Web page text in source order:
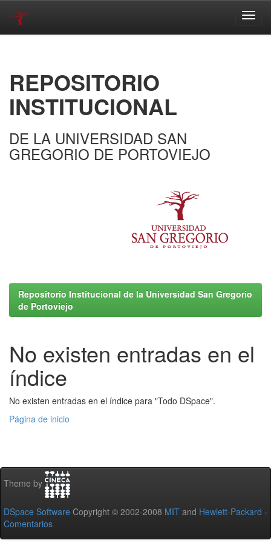
REPOSITORIO
INSTITUCIONAL
DE LA UNIVERSIDAD SAN
GREGORIO DE PORTOVIEJO
Repositorio Institucional de la Universidad San Gregorio
de Portoviejo
No existen entradas en el
índice
No existen entradas en el índice para "Todo DSpace".
Página de inicio
Theme by
DSpace Software Copyright © 2002-2008 MIT and Hewlett-Packard -
Comentarios